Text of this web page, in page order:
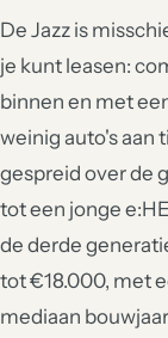
De Jazz is
je kunt leasen:
binnen en met
weinig auto's aan
gespreid over de
tot een jonge
de derde
tot €18.000, met
mediaan